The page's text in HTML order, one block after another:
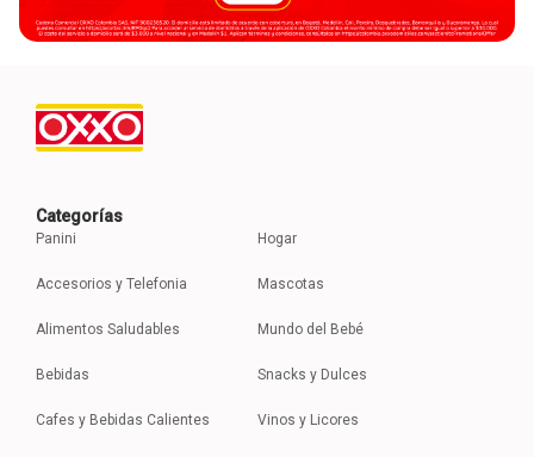
Categorías
Panini
Accesorios y Telefonia
Alimentos Saludables
Bebidas
Cafes y Bebidas Calientes
Hogar
Mascotas
Mundo del Bebé
Snacks y Dulces
Vinos y Licores